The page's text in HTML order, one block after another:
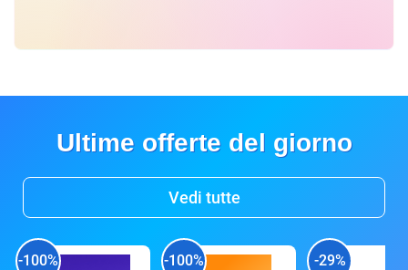
Ultime offerte del giorno
Vedi tutte
-100% -100% -29%